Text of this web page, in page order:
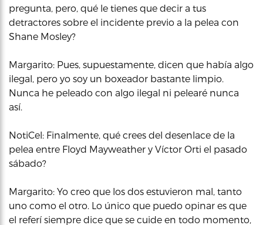
pregunta, pero, qué le tienes que decir a tus
detractores sobre el incidente previo a la pelea con
Shane Mosley?
Margarito: Pues, supuestamente, dicen que había algo
ilegal, pero yo soy un boxeador bastante limpio.
Nunca he peleado con algo ilegal ni pelearé nunca
así.
NotiCel: Finalmente, qué crees del desenlace de la
pelea entre Floyd Mayweather y Víctor Orti el pasado
sábado?
Margarito: Yo creo que los dos estuvieron mal, tanto
uno como el otro. Lo único que puedo opinar es que
el referí siempre dice que se cuide en todo momento,